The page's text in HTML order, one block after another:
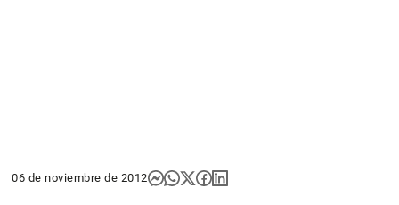
06 de noviembre de 2012